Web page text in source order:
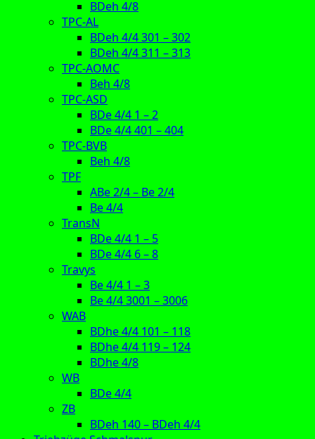
BDeh 4/8
TPC-AL
BDeh 4/4 301 – 302
BDeh 4/4 311 – 313
TPC-AOMC
Beh 4/8
TPC-ASD
BDe 4/4 1 – 2
BDe 4/4 401 – 404
TPC-BVB
Beh 4/8
TPF
ABe 2/4 – Be 2/4
Be 4/4
TransN
BDe 4/4 1 – 5
BDe 4/4 6 – 8
Travys
Be 4/4 1 – 3
Be 4/4 3001 – 3006
WAB
BDhe 4/4 101 – 118
BDhe 4/4 119 – 124
BDhe 4/8
WB
BDe 4/4
ZB
BDeh 140 – BDeh 4/4